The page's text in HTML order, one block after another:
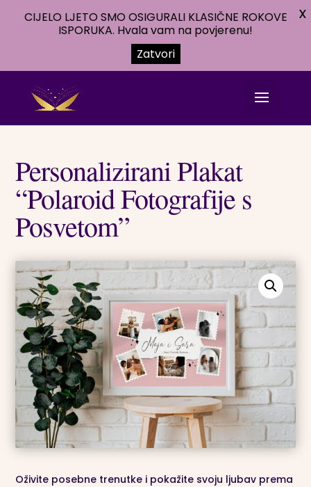
Personalizirani Plakat
“Polaroid Fotografije s
Posvetom”
Oživite posebne trenutke i pokažite svoju ljubav prema
CIJELO LJETO SMO OSIGURALI KLASIČNE ROKOVE
ISPORUKA. Hvala vam na povjerenu!
Zatvori
X